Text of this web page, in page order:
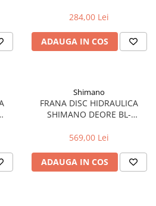
284,00 Lei
ADAUGA IN COS
Shimano
FRANA DISC HIDRAULICA
SHIMANO DEORE BL-
PLACUTE METALICE
569,00 Lei
ADAUGA IN COS